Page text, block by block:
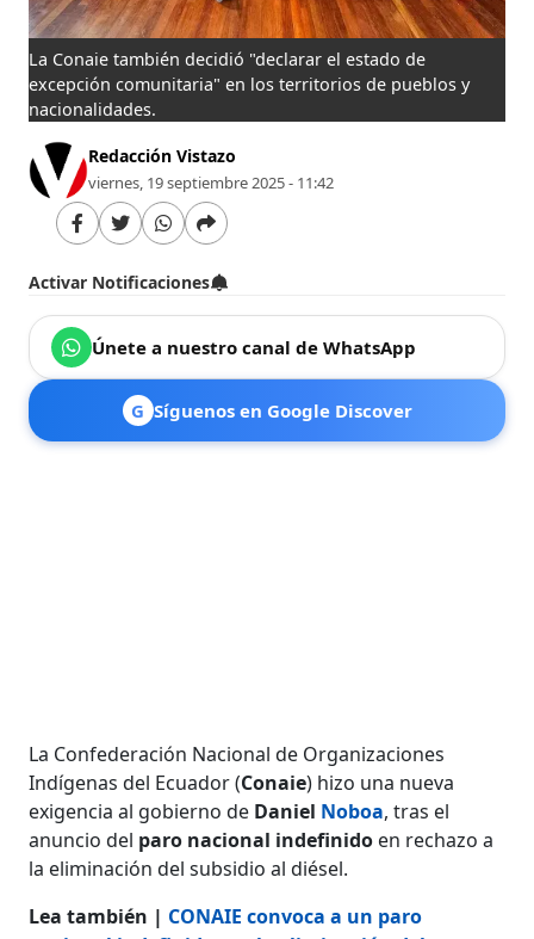
La Conaie también decidió "declarar el estado de
excepción comunitaria" en los territorios de pueblos y
nacionalidades.
Redacción Vistazo
viernes, 19 septiembre 2025 - 11:42
Activar Notificaciones
Únete a nuestro canal de WhatsApp
G Síguenos en Google Discover
La Confederación Nacional de Organizaciones
Indígenas del Ecuador (Conaie) hizo una nueva
exigencia al gobierno de Daniel Noboa, tras el
anuncio del paro nacional indefinido en rechazo a
la eliminación del subsidio al diésel.
Lea también | CONAIE convoca a un paro